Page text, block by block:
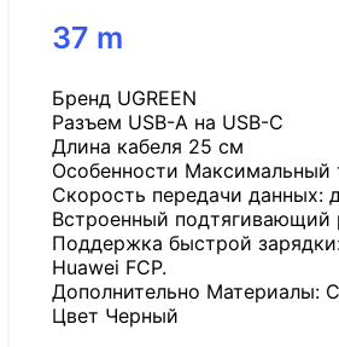
37 m
Бренд UGREEN
Разъем USB-A на USB-C
Длина кабеля 25 см
Особенности Максимальный
Скорость передачи данных:
Встроенный подтягивающий
Поддержка быстрой
Huawei FCP.
Дополнительно Материалы:
Цвет Черный